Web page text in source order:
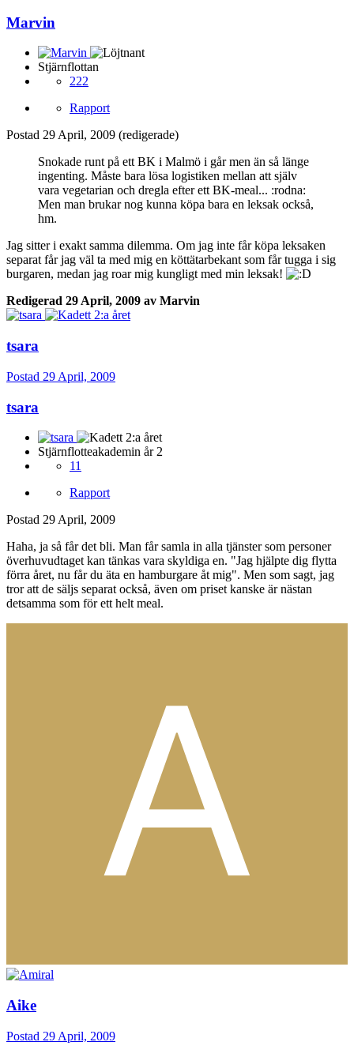
Marvin
Stjärnflottan
222
Rapport
Postad 29 April, 2009 (redigerade)
Snokade runt på ett BK i Malmö i går men än så länge
ingenting. Måste bara lösa logistiken mellan att själv
vara vegetarian och dregla efter ett BK-meal... :rodna:
Men man brukar nog kunna köpa bara en leksak också,
hm.
Jag sitter i exakt samma dilemma. Om jag inte får köpa leksaken
separat får jag väl ta med mig en köttätarbekant som får tugga i sig
burgaren, medan jag roar mig kungligt med min leksak!
Redigerad 29 April, 2009 av Marvin
tsara
Postad 29 April, 2009
tsara
Stjärnflotteakademin år 2
11
Rapport
Postad 29 April, 2009
Haha, ja så får det bli. Man får samla in alla tjänster som personer
överhuvudtaget kan tänkas vara skyldiga en. "Jag hjälpte dig flytta
förra året, nu får du äta en hamburgare åt mig". Men som sagt, jag
tror att de säljs separat också, även om priset kanske är nästan
detsamma som för ett helt meal.
Aike
Postad 29 April, 2009